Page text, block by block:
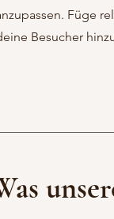
Füge
Besucher